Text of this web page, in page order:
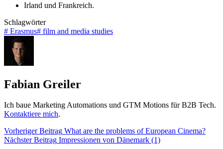
Irland und Frankreich.
Schlagwörter
# Erasmus# film and media studies
Fabian Greiler
Ich baue Marketing Automations und GTM Motions für B2B Tech.
Kontaktiere mich.
VorherigerBeitrag What are the problems of European Cinema?
NächsterBeitrag Impressionen von Dänemark (1)